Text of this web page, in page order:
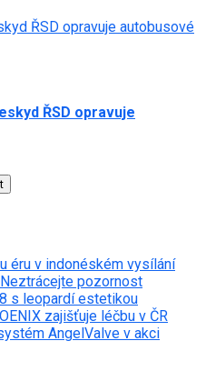
ŘSD opravuje autobusové
ŘSD opravuje
éru v indonéském vysílání
pozornost
s leopardí estetikou
zajišťuje léčbu v ČR
AngelValve v akci